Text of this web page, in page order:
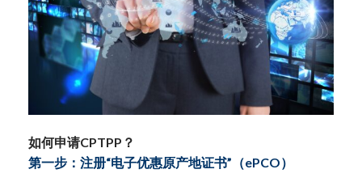
如何申请CPTPP？
第一步：注册“电子优惠原产地证书”（ePCO）